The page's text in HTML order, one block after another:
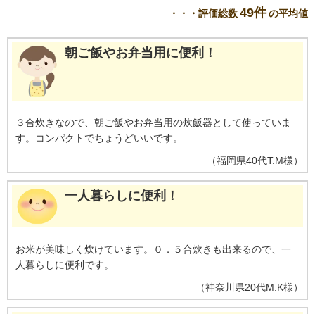
・・・評価総数49件の平均値
朝ご飯やお弁当用に便利！
３合炊きなので、朝ご飯やお弁当用の炊飯器として使っていま
す。コンパクトでちょうどいいです。
（福岡県40代T.M様）
一人暮らしに便利！
お米が美味しく炊けています。０．５合炊きも出来るので、一
人暮らしに便利です。
（神奈川県20代M.K様）